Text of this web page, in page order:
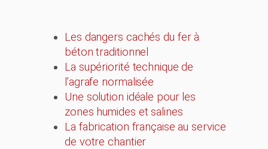
Les dangers cachés du fer à
béton traditionnel
La supériorité technique de
l’agrafe normalisée
Une solution idéale pour les
zones humides et salines
La fabrication française au service
de votre chantier